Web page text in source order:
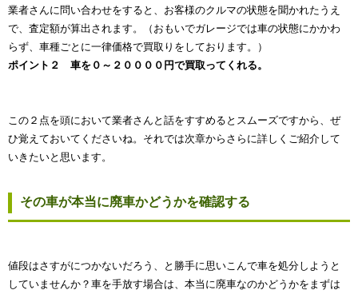
業者さんに問い合わせをすると、お客様のクルマの状態を聞かれたうえ
で、査定額が算出されます。（おもいでガレージでは車の状態にかかわ
らず、車種ごとに一律価格で買取りをしております。）
ポイント２ 車を０～２００００円で買取ってくれる。
この２点を頭において業者さんと話をすすめるとスムーズですから、ぜ
ひ覚えておいてくださいね。それでは次章からさらに詳しくご紹介して
いきたいと思います。
その車が本当に廃車かどうかを確認する
値段はさすがにつかないだろう、と勝手に思いこんで車を処分しようと
していませんか？車を手放す場合は、本当に廃車なのかどうかをまずは